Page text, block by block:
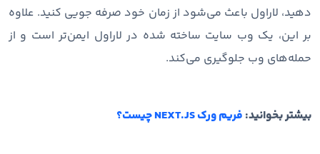
دهید، لاراول باعث می‌شود از زمان خود صرفه جویی کنید. علاوه
بر این، یک وب سایت ساخته شده در لاراول ایمن‌تر است و از
حمله‌های وب جلوگیری می‌کند.
بیشتر بخوانید: فریم ورک NEXT.JS چیست؟